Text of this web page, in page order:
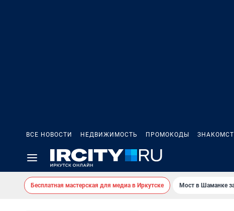
ВСЕ НОВОСТИ НЕДВИЖИМОСТЬ ПРОМОКОДЫ
Бесплатная мастерская для медиа в Иркутске Мост в Шаманке